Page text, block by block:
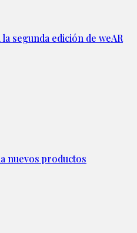
segunda edición de weAR
nuevos productos